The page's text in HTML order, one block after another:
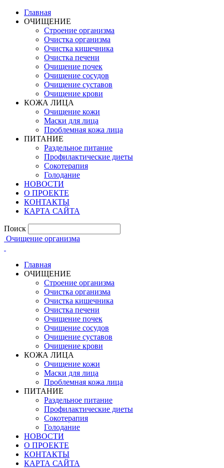
Главная
ОЧИЩЕНИЕ
Строение организма
Очистка организма
Очистка кишечника
Очистка печени
Очищение почек
Очищение сосудов
Очищение суставов
Очищение крови
КОЖА ЛИЦА
Очищение кожи
Маски для лица
Проблемная кожа лица
ПИТАНИЕ
Раздельное питание
Профилактические диеты
Сокотерапия
Голодание
НОВОСТИ
О ПРОЕКТЕ
КОНТАКТЫ
КАРТА САЙТА
Поиск
Очищение организма
Главная
ОЧИЩЕНИЕ
Строение организма
Очистка организма
Очистка кишечника
Очистка печени
Очищение почек
Очищение сосудов
Очищение суставов
Очищение крови
КОЖА ЛИЦА
Очищение кожи
Маски для лица
Проблемная кожа лица
ПИТАНИЕ
Раздельное питание
Профилактические диеты
Сокотерапия
Голодание
НОВОСТИ
О ПРОЕКТЕ
КОНТАКТЫ
КАРТА САЙТА